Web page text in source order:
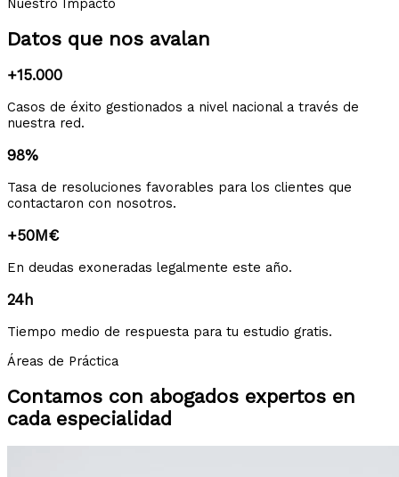
Nuestro Impacto
Datos que nos avalan
+15.000
Casos de éxito gestionados a nivel nacional a través de
nuestra red.
98%
Tasa de resoluciones favorables para los clientes que
contactaron con nosotros.
+50M€
En deudas exoneradas legalmente este año.
24h
Tiempo medio de respuesta para tu estudio gratis.
Áreas de Práctica
Contamos con abogados expertos en
cada especialidad